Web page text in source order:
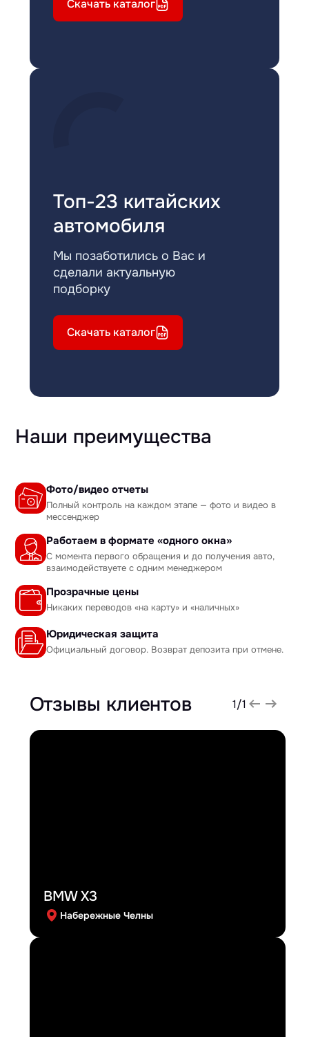
Скачать каталог
Топ-23 китайских
автомобиля
Мы позаботились о Вас и
сделали актуальную
подборку
Скачать каталог
Наши преимущества
Фото/видео отчеты
Полный контроль на каждом этапе — фото и видео в
мессенджер
Работаем в формате «одного окна»
С момента первого обращения и до получения авто,
взаимодействуете с одним менеджером
Прозрачные цены
Никаких переводов «на карту» и «наличных»
Юридическая защита
Официальный договор. Возврат депозита при отмене.
Отзывы клиентов 1/1
BMW X3
Набережные Челны